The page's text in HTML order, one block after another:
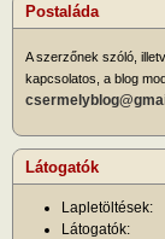
Postaláda
A szerzőnek szóló,
kapcsolatos, a blog
Látogatók
Lapletöltések:
Látogatók: